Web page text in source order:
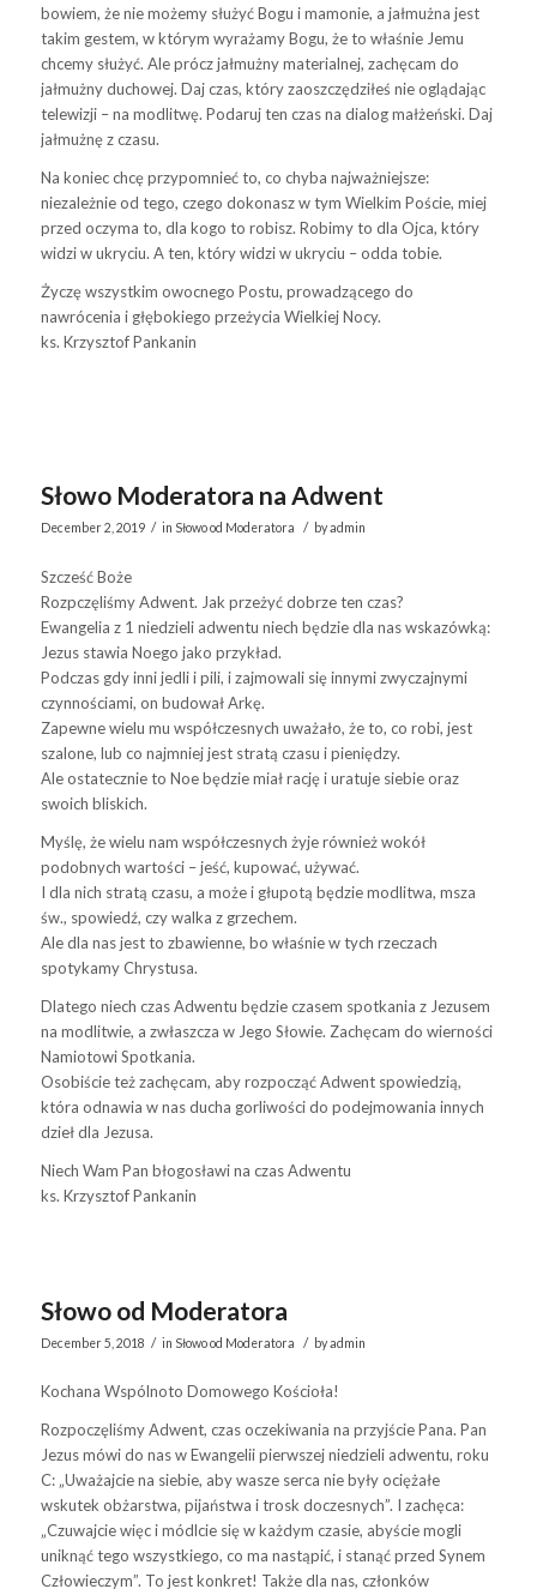
bowiem, że nie możemy służyć Bogu i mamonie, a jałmużna jest
takim gestem, w którym wyrażamy Bogu, że to właśnie Jemu
chcemy służyć. Ale prócz jałmużny materialnej, zachęcam do
jałmużny duchowej. Daj czas, który zaoszczędziłeś nie oglądając
telewizji – na modlitwę. Podaruj ten czas na dialog małżeński. Daj
jałmużnę z czasu.
Na koniec chcę przypomnieć to, co chyba najważniejsze:
niezależnie od tego, czego dokonasz w tym Wielkim Poście, miej
przed oczyma to, dla kogo to robisz. Robimy to dla Ojca, który
widzi w ukryciu. A ten, który widzi w ukryciu – odda tobie.
Życzę wszystkim owocnego Postu, prowadzącego do
nawrócenia i głębokiego przeżycia Wielkiej Nocy.
ks. Krzysztof Pankanin
Słowo Moderatora na Adwent
December 2, 2019 / in Słowo od Moderatora / byadmin
Szcześć Boże
Rozpczęliśmy Adwent. Jak przeżyć dobrze ten czas?
Ewangelia z 1 niedzieli adwentu niech będzie dla nas wskazówką:
Jezus stawia Noego jako przykład.
Podczas gdy inni jedli i pili, i zajmowali się innymi zwyczajnymi
czynnościami, on budował Arkę.
Zapewne wielu mu współczesnych uważało, że to, co robi, jest
szalone, lub co najmniej jest stratą czasu i pieniędzy.
Ale ostatecznie to Noe będzie miał rację i uratuje siebie oraz
swoich bliskich.
Myślę, że wielu nam współczesnych żyje również wokół
podobnych wartości – jeść, kupować, używać.
I dla nich stratą czasu, a może i głupotą będzie modlitwa, msza
św., spowiedź, czy walka z grzechem.
Ale dla nas jest to zbawienne, bo właśnie w tych rzeczach
spotykamy Chrystusa.
Dlatego niech czas Adwentu będzie czasem spotkania z Jezusem
na modlitwie, a zwłaszcza w Jego Słowie. Zachęcam do wierności
Namiotowi Spotkania.
Osobiście też zachęcam, aby rozpocząć Adwent spowiedzią,
która odnawia w nas ducha gorliwości do podejmowania innych
dzieł dla Jezusa.
Niech Wam Pan błogosławi na czas Adwentu
ks. Krzysztof Pankanin
Słowo od Moderatora
December 5, 2018 / in Słowo od Moderatora / byadmin
Kochana Wspólnoto Domowego Kościoła!
Rozpoczęliśmy Adwent, czas oczekiwania na przyjście Pana. Pan
Jezus mówi do nas w Ewangelii pierwszej niedzieli adwentu, roku
C: „Uważajcie na siebie, aby wasze serca nie były ociężałe
wskutek obżarstwa, pijaństwa i trosk doczesnych”. I zachęca:
„Czuwajcie więc i módlcie się w każdym czasie, abyście mogli
uniknąć tego wszystkiego, co ma nastąpić, i stanąć przed Synem
Człowieczym”. To jest konkret! Także dla nas, członków